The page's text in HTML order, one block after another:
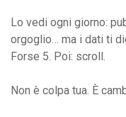
Lo vedi ogni giorno:
orgoglio… ma i dati ti
Forse 5. Poi: scroll.
Non è colpa tua. È